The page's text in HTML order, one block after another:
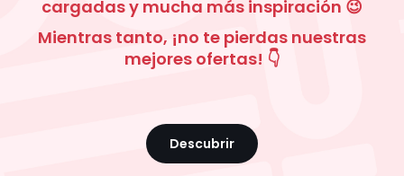
cargadas y mucha más inspiración 😉
Mientras tanto, ¡no te pierdas nuestras
mejores ofertas! 👇
Descubrir